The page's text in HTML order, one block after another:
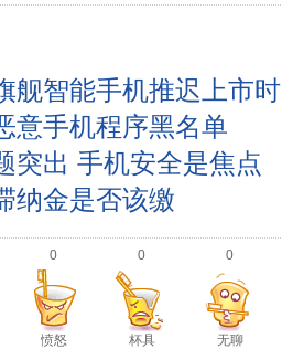
舰智能手机推迟上市
意手机程序黑名单
突出 手机安全是焦点
纳金是否该缴
0
愤怒
0
杯具
0
无聊